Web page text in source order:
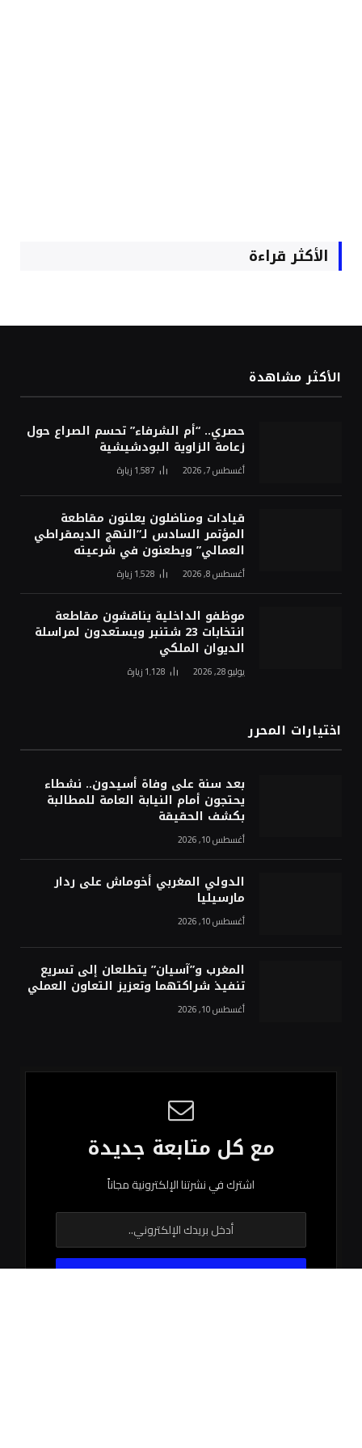
الأكثر قراءة
الأكثر مشاهدة
حصري.. “أم الشرفاء” تحسم الصراع حول
زعامة الزاوية البودشيشية
أغسطس 7, 2026 1٬587 زيارة
قيادات ومناضلون يعلنون مقاطعة
المؤتمر السادس لـ”النهج الديمقراطي
العمالي” ويطعنون في شرعيته
أغسطس 8, 2026 1٬528 زيارة
موظفو الداخلية يناقشون مقاطعة
انتخابات 23 شتنبر ويستعدون لمراسلة
الديوان الملكي
يوليو 28, 2026 1٬128 زيارة
اختيارات المحرر
بعد سنة على وفاة أسيدون.. نشطاء
يحتجون أمام النيابة العامة للمطالبة
بكشف الحقيقة
أغسطس 10, 2026
الدولي المغربي أخوماش على ردار
مارسيليا
أغسطس 10, 2026
المغرب و”آسيان” يتطلعان إلى تسريع
تنفيذ شراكتهما وتعزيز التعاون العملي
أغسطس 10, 2026
مع كل متابعة جديدة
اشترك في نشرتنا الإلكترونية مجاناً